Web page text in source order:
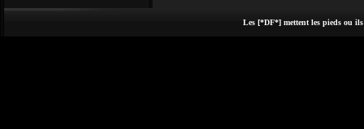
Les [*DF*] mettent les pieds ou